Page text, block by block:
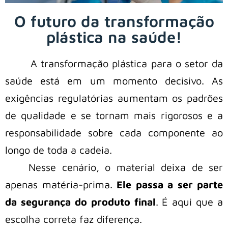
O futuro da transformação
plástica na saúde!
A transformação plástica para o setor da
saúde está em um momento decisivo. As
exigências regulatórias aumentam os padrões
de qualidade e se tornam mais rigorosos e a
responsabilidade sobre cada componente ao
longo de toda a cadeia.
Nesse cenário, o material deixa de ser
apenas matéria-prima. Ele passa a ser parte
da segurança do produto final. É aqui que a
escolha correta faz diferença.